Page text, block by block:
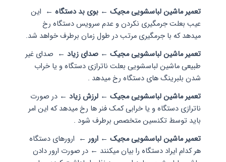
تعمیر ماشین لباسشویی مجیک ← بوی بد دستگاه ← این
عیب بعلت جرمگیری نکردن و عدم سرویس دستگاه رخ
میدهد که با جرمگیری مرتب در طول زمان برطرف خواهد شد.
تعمیر ماشین لباسشویی مجیک ← صدای زیاد ← صدای غیر
طبیعی ماشین لباسشویی بعلت ناترازی دستگاه و یا خراب
شدن بلبرینگ های دستگاه رخ میدهد .
تعمیر ماشین لباسشویی مجیک ← لرزش زیاد ← در صورت
ناترازی دستگاه و یا خرابی کمک فنر ها رخ میدهد که این امر
باید توسط تکنسین متخصص برطرف شود .
تعمیر ماشین لباسشویی مجیک ← ارور ← ارورهای دستگاه
هر کدام ایراد دستگاه را بیان میکنند ← در صورت ارور دادن